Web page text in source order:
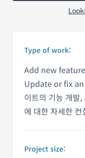
Type of work:
Add new
Update or fix
이트의 기능 개발
에 대한 자세한 컨
Project size: